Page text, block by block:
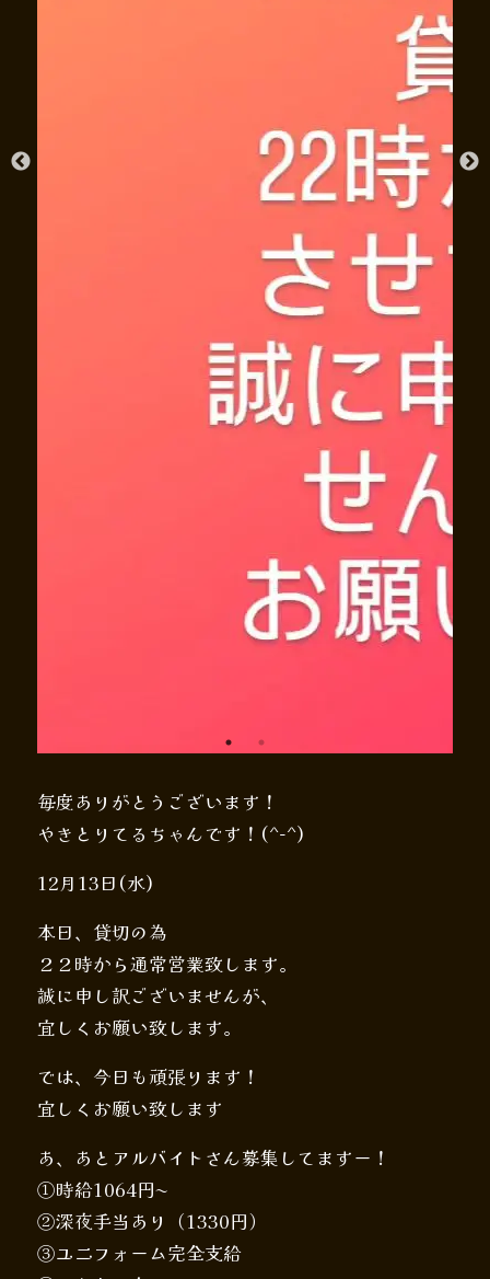
毎度ありがとうございます！
やきとりてるちゃんです！(^-^)
12月13日(水)
本日、貸切の為
２２時から通常営業致します。
誠に申し訳ございませんが、
宜しくお願い致します。
では、今日も頑張ります！
宜しくお願い致します
あ、あとアルバイトさん募集してますー！
①時給1064円〜
②深夜手当あり（1330円）
③ユニフォーム完全支給